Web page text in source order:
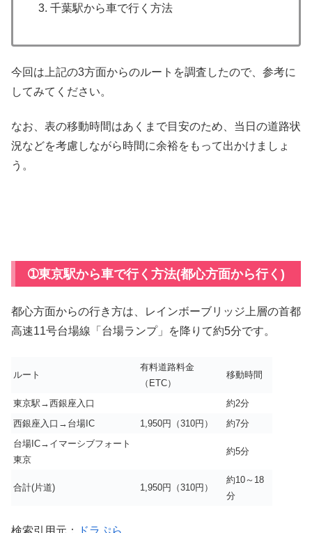
千葉駅から車で行く方法
今回は上記の3方面からのルートを調査したので、参考に
してみてください。
なお、表の移動時間はあくまで目安のため、当日の道路状
況などを考慮しながら時間に余裕をもって出かけましょ
う。
➀東京駅から車で行く方法(都心方面から行く)
都心方面からの行き方は、レインボーブリッジ上層の首都
高速11号台場線「台場ランプ」を降りて約5分です。
ルート
有料道路料金
（ETC）
移動時間
東京駅→西銀座入口
約2分
西銀座入口→台場IC
1,950円（310円）
約7分
台場IC→イマーシブフォート
東京
約5分
合計(片道) 1,950円（310円）
約10～18
分